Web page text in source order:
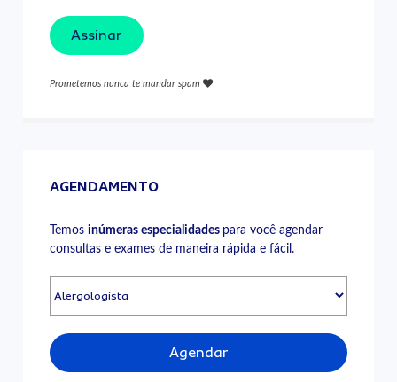
Assinar
Prometemos nunca te mandar spam
AGENDAMENTO
Temosinúmeras especialidades para você agendar
consultas e exames de maneira rápida e fácil.
Agendar